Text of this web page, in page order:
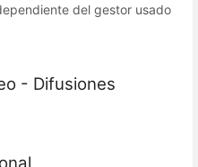
del gestor usado
- Difusiones